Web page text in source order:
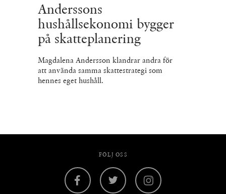
Anderssons
hushållsekonomi bygger
på skatteplanering
Magdalena Andersson klandrar andra för
att använda samma skattestrategi som
hennes eget hushåll.
FÖLJ OSS